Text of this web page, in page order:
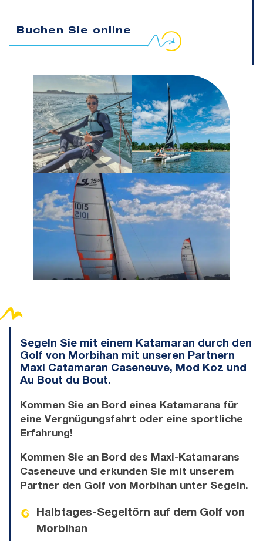
Buchen Sie online
Segeln Sie mit einem Katamaran durch den
Golf von Morbihan mit unseren Partnern
Maxi Catamaran Caseneuve, Mod Koz und
Au Bout du Bout.
Kommen Sie an Bord eines Katamarans für
eine Vergnügungsfahrt oder eine sportliche
Erfahrung!
Kommen Sie an Bord des Maxi-Katamarans
Caseneuve und erkunden Sie mit unserem
Partner den Golf von Morbihan unter Segeln.
Halbtages-Segeltörn auf dem Golf von
Morbihan